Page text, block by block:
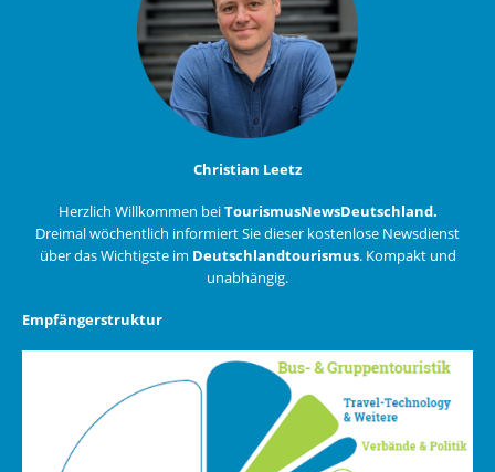
Christian Leetz
Herzlich Willkommen beiTourismusNewsDeutschland.
Dreimal wöchentlich informiert Sie dieser kostenlose Newsdienst
über das Wichtigste im Deutschlandtourismus. Kompakt und
unabhängig.
Empfängerstruktur